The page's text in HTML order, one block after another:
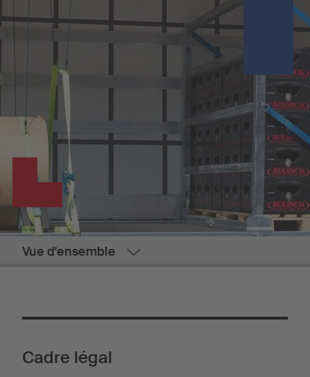
Vue d'ensemble
Cadre légal